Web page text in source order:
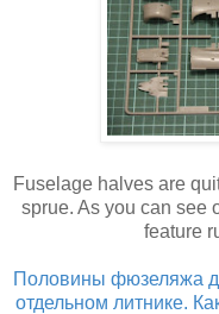
Fuselage halves are
sprue. As you can see
feature
Половины фюзеляжа
отдельном литнике.